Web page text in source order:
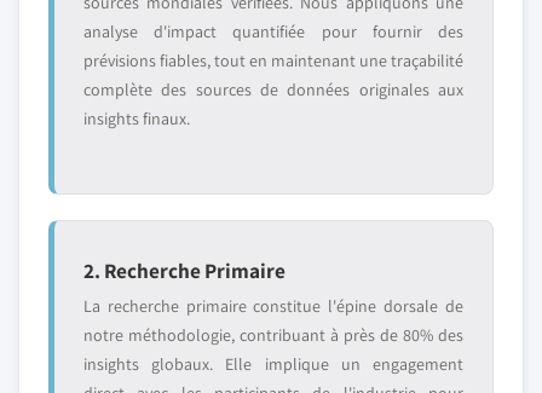
analyse d'impact quantifiée pour fournir des
prévisions fiables, tout en maintenant une traçabilité
complète des sources de données originales aux
insights finaux.
2. Recherche Primaire
La recherche primaire constitue l'épine dorsale de
notre méthodologie, contribuant à près de 80% des
insights globaux. Elle implique un engagement